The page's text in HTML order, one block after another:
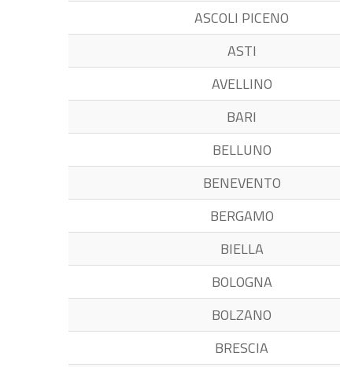
ASCOLI PICENO
ASTI
AVELLINO
BARI
BELLUNO
BENEVENTO
BERGAMO
BIELLA
BOLOGNA
BOLZANO
BRESCIA